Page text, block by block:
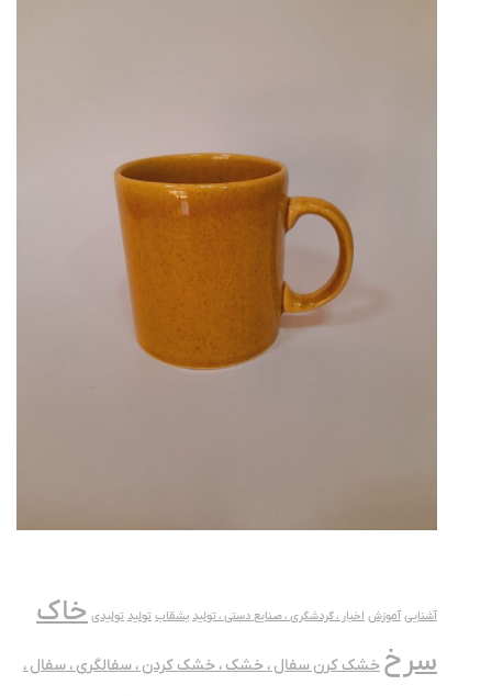
آشنایی آموزش اخبار ، گردشگری ، صنایع دستی ، تولید بشقاب تولید تولیدی خاک
سرخ خشک کرن سفال ، خشک ، خشک کردن ، سفالگری ، سفال ،